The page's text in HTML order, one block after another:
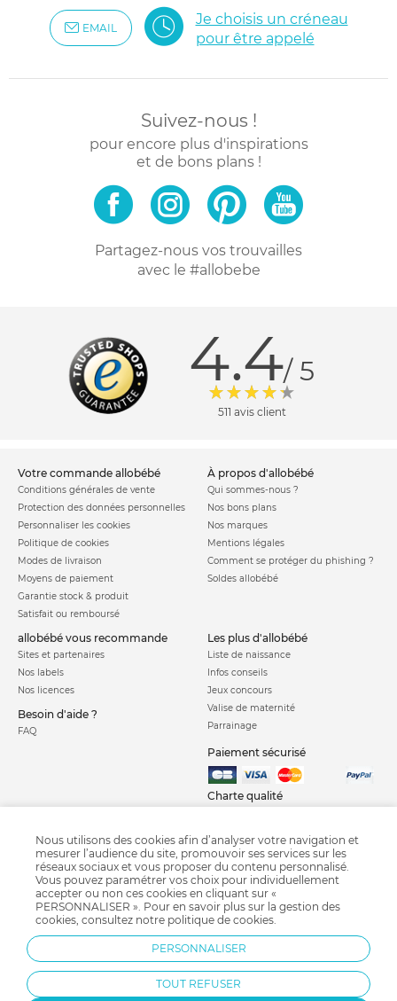
EMAIL
Je choisis un créneau
pour être appelé
Suivez-nous !
pour encore plus d'inspirations
et de bons plans !
Partagez-nous vos trouvailles
avec le #allobebe
4.4/ 5
511 avis client
votre commande allobébé
Conditions générales de vente
Protection des données personnelles
Personnaliser les cookies
Politique de cookies
Modes de livraison
Moyens de paiement
Garantie stock & produit
Satisfait ou remboursé
à propos d'allobébé
Qui sommes-nous ?
Nos bons plans
Nos marques
Mentions légales
Comment se protéger du phishing ?
Soldes allobébé
allobébé vous recommande
Sites et partenaires
Nos labels
Nos licences
Besoin d'aide ?
FAQ
les plus d'allobébé
Liste de naissance
Infos conseils
Jeux concours
Valise de maternité
Parrainage
Paiement sécurisé
Charte qualité
Courbe de croissance Crash test siège auto
Calendrier chinois
Bi-Oil
Fête des pères
Nous utilisons des cookies afin d’analyser votre navigation et
mesurer l’audience du site, promouvoir ses services sur les
réseaux sociaux et vous proposer du contenu personnalisé.
Vous pouvez paramétrer vos choix pour individuellement
accepter ou non ces cookies en cliquant sur «
PERSONNALISER ». Pour en savoir plus sur la gestion des
cookies, consultez notre politique de cookies.
PERSONNALISER
TOUT REFUSER